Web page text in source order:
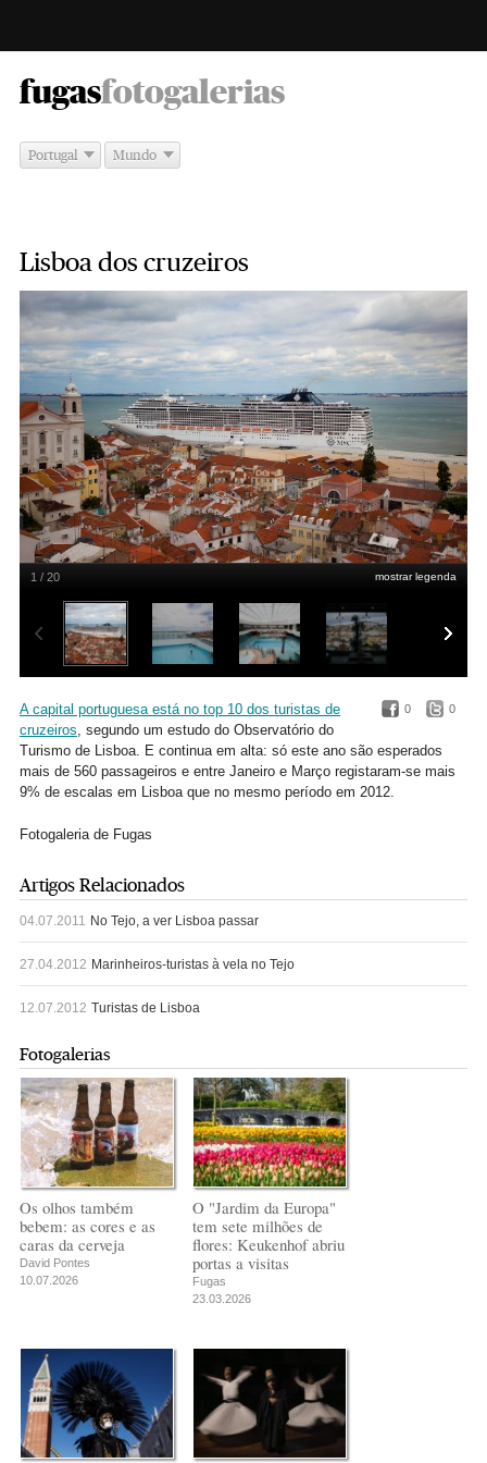
fugas -
fotogalerias
Portugal Mundo
Lisboa dos cruzeiros
mostrar legenda
1 / 20
0 0
A capital portuguesa está no top 10 dos turistas de
cruzeiros, segundo um estudo do Observatório do
Turismo de Lisboa. E continua em alta: só este ano são esperados
mais de 560 passageiros e entre Janeiro e Março registaram-se mais
9% de escalas em Lisboa que no mesmo período em 2012.
Fotogaleria de Fugas
Artigos Relacionados
04.07.2011 No Tejo, a ver Lisboa passar
27.04.2012 Marinheiros-turistas à vela no Tejo
12.07.2012 Turistas de Lisboa
Fotogalerias
Os olhos também
bebem: as cores e as
caras da cerveja
David Pontes
10.07.2026
O "Jardim da Europa"
tem sete milhões de
flores: Keukenhof abriu
portas a visitas
Fugas
23.03.2026